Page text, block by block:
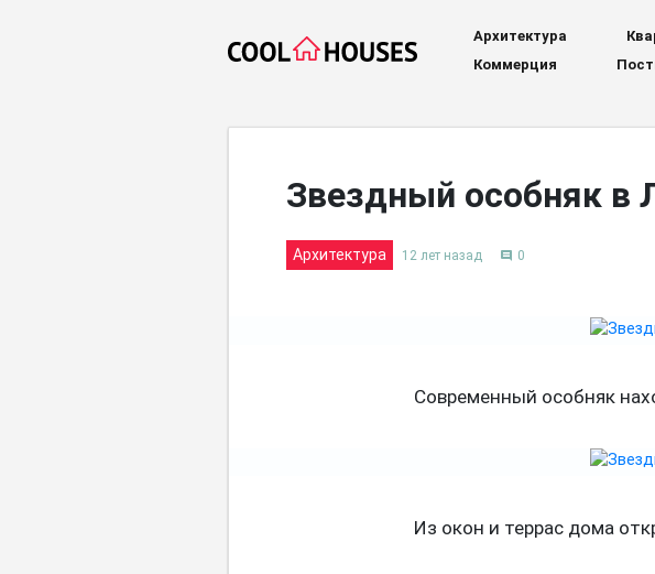
Архитектура
Коммерция
Звездный особняк в
Архитектура 12 лет назад comment 0
Современный особняк
Из окон и террас дома